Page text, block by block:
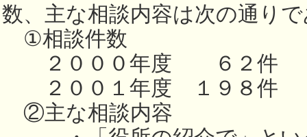
数、主な相談内容は次の通り
①相談件数
２０００年度 ６２件
２００１年度 １９８件
②主な相談内容